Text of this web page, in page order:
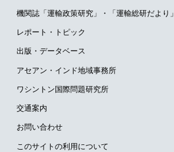
機関誌「運輸政策研究」・ 「運輸総研だより」
レポート・トピック
出版・データベース
アセアン・インド地域事務所
ワシントン国際問題研究所
交通案内
お問い合わせ
このサイトの利用について